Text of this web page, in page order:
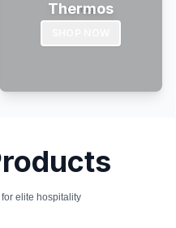
Thermos
elite hospitality